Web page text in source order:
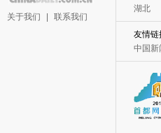
关于我们 联系我们
湖北
友情链
中国新